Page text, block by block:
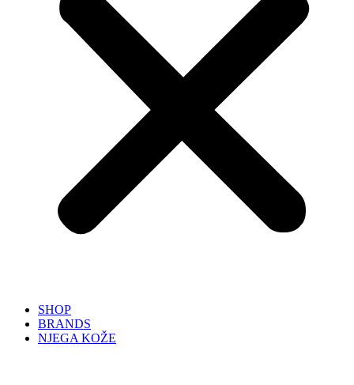
SHOP
BRANDS
NJEGA KOŽE